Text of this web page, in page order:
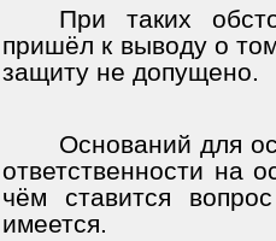
При таких
пришёл к выводу о
защиту не допущено.
Оснований для
ответственности на
чём ставится
имеется.